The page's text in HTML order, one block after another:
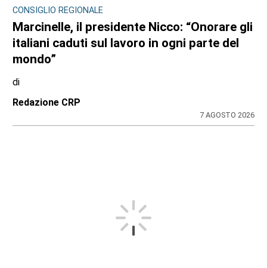
CONSIGLIO REGIONALE
Marcinelle, il presidente Nicco: “Onorare gli
italiani caduti sul lavoro in ogni parte del
mondo”
di
Redazione CRP
7 AGOSTO 2026